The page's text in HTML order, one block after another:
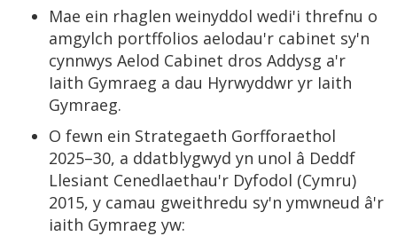
Mae ein rhaglen weinyddol wedi'i threfnu o
amgylch portffolios aelodau'r cabinet sy'n
cynnwys Aelod Cabinet dros Addysg a'r
Iaith Gymraeg a dau Hyrwyddwr yr Iaith
Gymraeg.
O fewn ein Strategaeth Gorfforaethol
2025–30, a ddatblygwyd yn unol â Deddf
Llesiant Cenedlaethau'r Dyfodol (Cymru)
2015, y camau gweithredu sy'n ymwneud â'r
iaith Gymraeg yw: